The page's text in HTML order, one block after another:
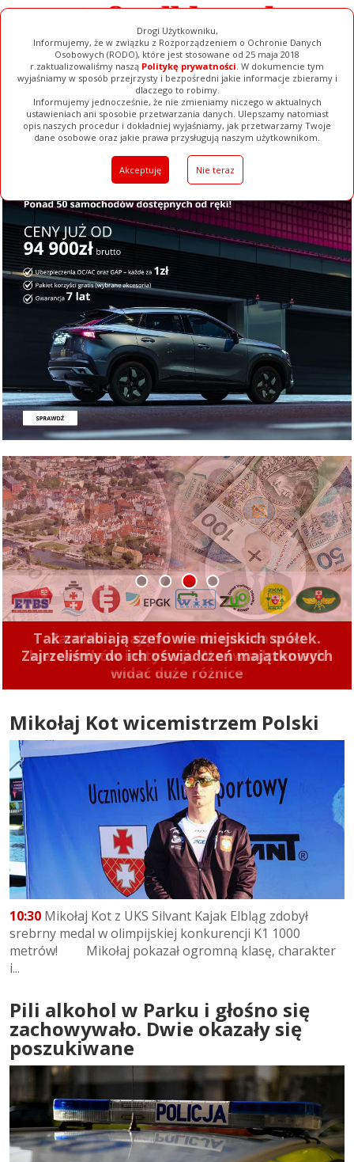
Drogi Użytkowniku,
Informujemy, że w związku z Rozporządzeniem o Ochronie Danych
Osobowych (RODO), które jest stosowane od 25 maja 2018
r.zaktualizowaliśmy naszą Politykę prywatności. W dokumencie tym
wyjaśniamy w sposób przejrzysty i bezpośredni jakie informacje zbieramy i
dlaczego to robimy.
Informujemy jednocześnie, że nie zmieniamy niczego w aktualnych
ustawieniach ani sposobie przetwarzania danych. Ulepszamy natomiast
opis naszych procedur i dokładniej wyjaśniamy, jak przetwarzamy Twoje
dane osobowe oraz jakie prawa przysługują naszym użytkownikom.
Akceptuję Nie teraz
Ogłoszenia Filmy Galerie Baza Firm Pełna Wersja
Tak zarabiają szefowie miejskich spółek.
Zajrzeliśmy do ich oświadczeń majątkowych
1 2 3 4
Mikołaj Kot wicemistrzem Polski
10:30 Mikołaj Kot z UKS Silvant Kajak Elbląg zdobył
srebrny medal w olimpijskiej konkurencji K1 1000
metrów! Mikołaj pokazał ogromną klasę, charakter
i...
Pili alkohol w Parku i głośno się
zachowywało. Dwie okazały się
poszukiwane